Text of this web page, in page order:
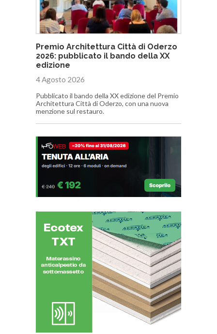
Premio Architettura Città di Oderzo
2026: pubblicato il bando della XX
edizione
4 Agosto 2026
Pubblicato il bando della XX edizione del Premio
Architettura Città di Oderzo, con una nuova
menzione sul restauro.